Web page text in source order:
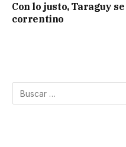
Con lo justo, Taraguy
correntino